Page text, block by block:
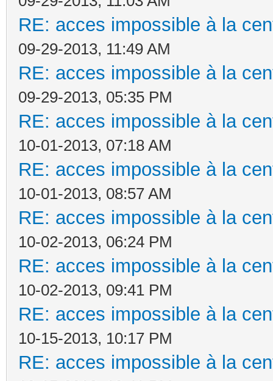
RE: acces impossible à la
09-29-2013, 11:49 AM
RE: acces impossible à la
09-29-2013, 05:35 PM
RE: acces impossible à la
10-01-2013, 07:18 AM
RE: acces impossible à la
10-01-2013, 08:57 AM
RE: acces impossible à la
10-02-2013, 06:24 PM
RE: acces impossible à la
10-02-2013, 09:41 PM
RE: acces impossible à la
10-15-2013, 10:17 PM
RE: acces impossible à la